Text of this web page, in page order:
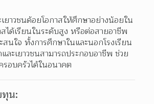
ยาวชนด้อยโอกาสให้ศึกษาอย่างน้อยใน
ได้เรียนในระดับสูง หรือต่อสายอาชีพ
นใจ ทั้งการศึกษาในและนอกโรงเรียน
ละเยาวชนสามารถประกอบอาชีพ ช่วย
รอบครัวได้ในอนาคต
น: